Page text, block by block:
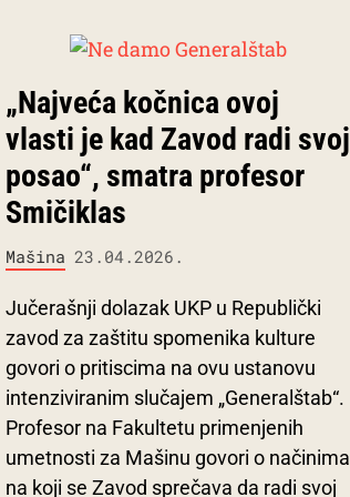
„Najveća kočnica ovoj
vlasti je kad Zavod radi svoj
posao“, smatra profesor
Smičiklas
Mašina 23.04.2026.
Jučerašnji dolazak UKP u Republički
zavod za zaštitu spomenika kulture
govori o pritiscima na ovu ustanovu
intenziviranim slučajem „Generalštab“.
Profesor na Fakultetu primenjenih
umetnosti za Mašinu govori o načinima
na koji se Zavod sprečava da radi svoj